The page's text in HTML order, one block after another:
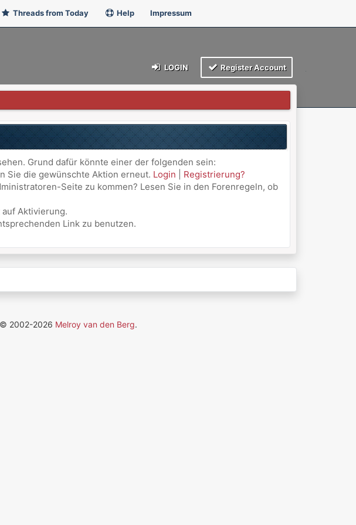
Threads from Today Help Impressum
LOGIN Register Account
Grund dafür könnte einer der folgenden sein:
Sie die gewünschte Aktion erneut. Login
Registrierung?
Seite zu kommen? Lesen Sie in den Forenregeln, ob
Aktivierung.
Link zu benutzen.
2002-2026 Melroy van den Berg.